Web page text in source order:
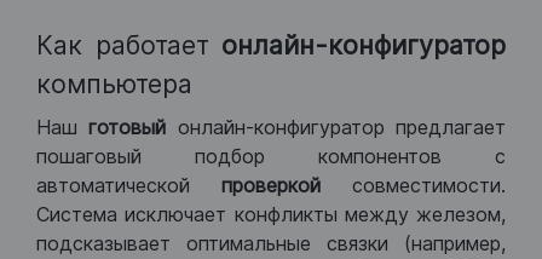
Как работает онлайн-конфигуратор
компьютера
Нашготовый онлайн-конфигуратор предлагает
пошаговый подбор компонентов с
автоматической проверкой совместимости.
Система исключает конфликты между железом,
подсказывает оптимальные связки (например,